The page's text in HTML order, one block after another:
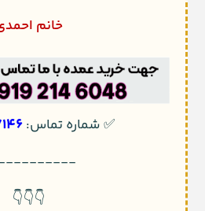
خانم
✅ شماره تماس:
👇👇👇